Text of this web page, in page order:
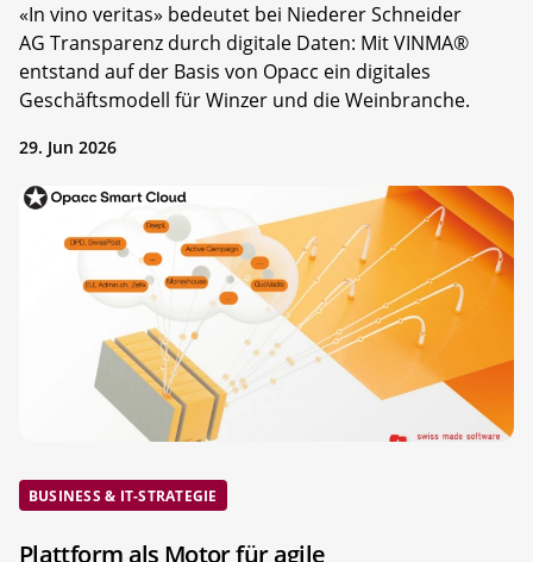
«In vino veritas» bedeutet bei Niederer Schneider
AG Transparenz durch digitale Daten: Mit VINMA®
entstand auf der Basis von Opacc ein digitales
Geschäftsmodell für Winzer und die Weinbranche.
29. Jun 2026
BUSINESS & IT-STRATEGIE
Plattform als Motor für agile